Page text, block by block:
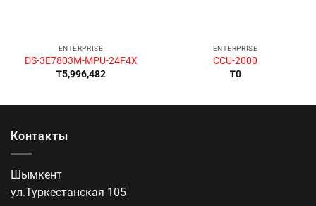
ENTERPRISE
DS-3E7803M-MPU-24F4X
₸5,996,482
ENTERPRISE
CCU-2000
₸0
Контакты
Шымкент
ул.Туркестанская 105